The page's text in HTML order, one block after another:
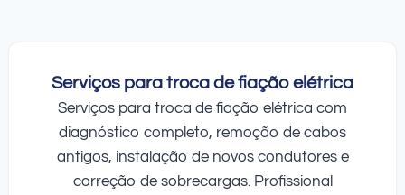
Serviços para troca de fiação elétrica
Serviços para troca de fiação elétrica com
diagnóstico completo, remoção de cabos
antigos, instalação de novos condutores e
correção de sobrecargas. Profissional